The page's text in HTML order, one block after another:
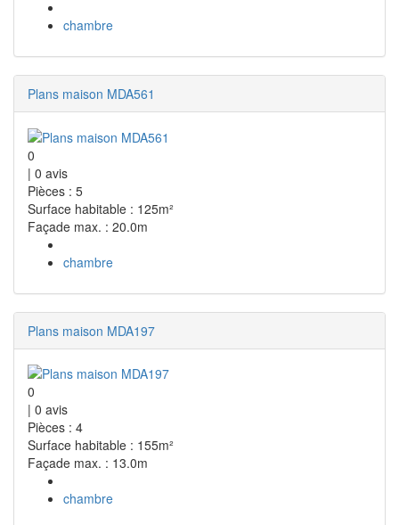
chambre
Plans maison MDA561
0
| 0 avis
Pièces : 5
Surface habitable : 125m²
Façade max. : 20.0m
chambre
Plans maison MDA197
0
| 0 avis
Pièces : 4
Surface habitable : 155m²
Façade max. : 13.0m
chambre